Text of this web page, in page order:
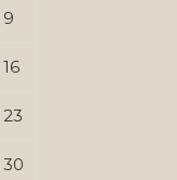
9
16
23
30